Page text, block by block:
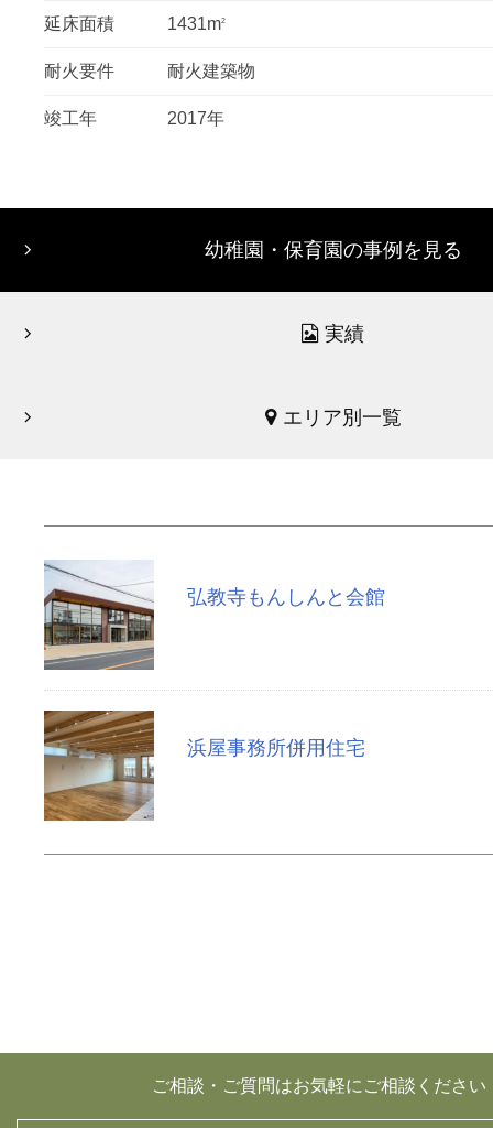
延床面積 1431m2
耐火要件 耐火建築物
竣工年 2017年
幼稚園・保育園の事例を見る
実績
エリア別一覧
弘教寺もんしんと会館
浜屋事務所併用住宅
ご相談・ご質問はお気軽にご相談ください